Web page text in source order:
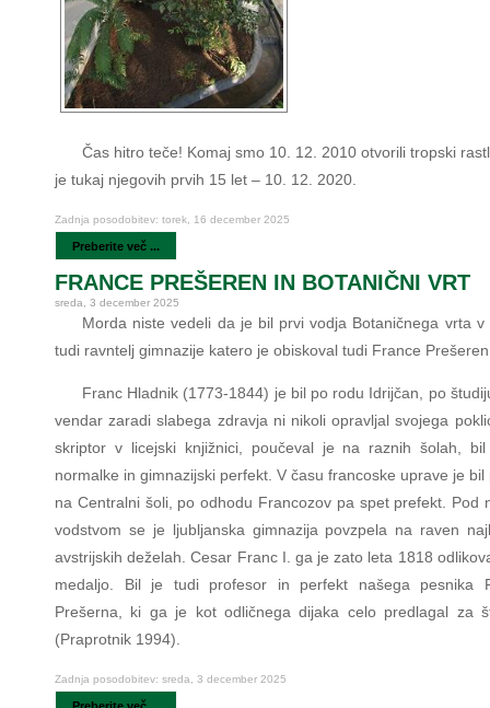
Čas hitro teče! Komaj smo 10. 12. 2010 otvorili tropski
je tukaj njegovih prvih 15 let – 10. 12. 2020.
Zadnja posodobitev: torek, 16 december 2025
Preberite več ...
FRANCE PREŠEREN IN BOTANIČNI VRT
sreda, 3 december 2025
Morda niste vedeli da je bil prvi vodja Botaničnega vrta v
tudi ravntelj gimnazije katero je obiskoval tudi France
Franc Hladnik (1773-1844) je bil po rodu Idrijčan, po
vendar zaradi slabega zdravja ni nikoli opravljal svojega
skriptor v licejski knjižnici, poučeval je na raznih šolah, bil
normalke in gimnazijski perfekt. V času francoske uprave je bil
na Centralni šoli, po odhodu Francozov pa spet prefekt. Pod
vodstvom se je ljubljanska gimnazija povzpela na raven
avstrijskih deželah. Cesar Franc I. ga je zato leta 1818
medaljo. Bil je tudi profesor in perfekt našega pesnika
Prešerna, ki ga je kot odličnega dijaka celo predlagal za
(Praprotnik 1994).
Zadnja posodobitev: sreda, 3 december 2025